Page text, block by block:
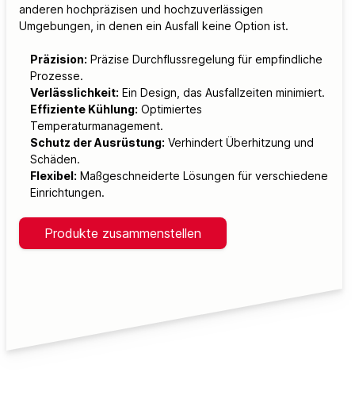
anderen hochpräzisen und hochzuverlässigen
Umgebungen, in denen ein Ausfall keine Option ist.
Präzision: Präzise Durchflussregelung für empfindliche
Prozesse.
Verlässlichkeit: Ein Design, das Ausfallzeiten minimiert.
Effiziente Kühlung: Optimiertes
Temperaturmanagement.
Schutz der Ausrüstung: Verhindert Überhitzung und
Schäden.
Flexibel: Maßgeschneiderte Lösungen für verschiedene
Einrichtungen.
Produkte zusammenstellen